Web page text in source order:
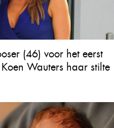
(46) voor het eerst
Wauters haar stilte